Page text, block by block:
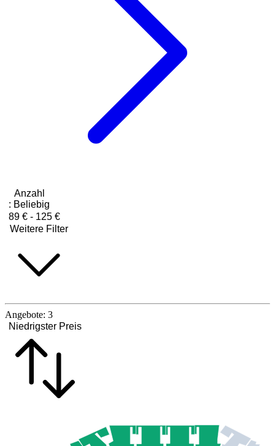
Anzahl
: Beliebig
89 € - 125 €
Weitere Filter
Angebote: 3
Niedrigster Preis